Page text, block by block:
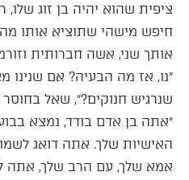
ציפית שהוא יהיה בן זוג שלו,
חיפש מישהי שתוציא אותו
אותך שני, אשה חברותית
״נו, אז מה הבעיה? אם
שנרגיש חנוקים?״, שאל בחוסר
״אתה בן אדם בודד, נמצא
האישיות שלך. אתה דואג
אמא שלך, עם הרב שלך, אתה